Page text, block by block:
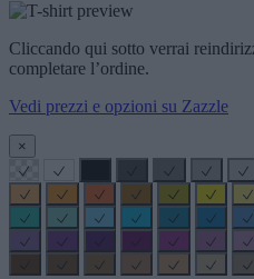
Cliccando qui sotto verrai
completare l’ordine.
Vedi prezzi e opzioni su Zazzle
×